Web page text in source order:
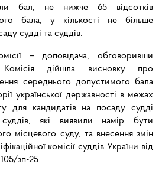
бал, не нижче 65 відсотків
бала, у кількості не більше
судді та суддів.
– доповідача, обговоривши
Комісія дійшла висновку про
середнього допустимого бала
української державності в межах
для кандидатів на посаду судді
які виявили намір бути
місцевого суду, та внесення змін
комісії суддів України від
зп-25.